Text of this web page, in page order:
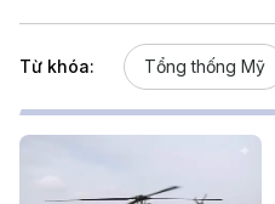
Từ khóa: Tổng thống Mỹ